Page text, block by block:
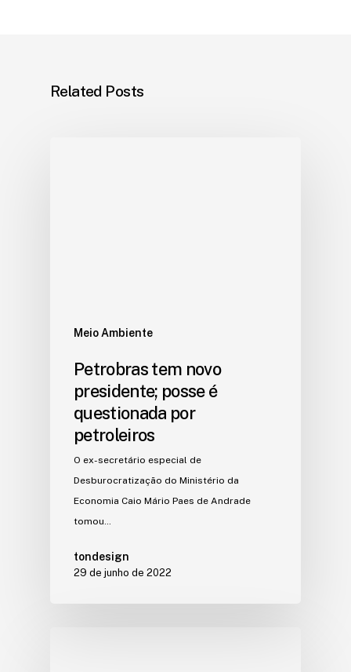
Related Posts
Meio Ambiente
Petrobras tem novo
presidente; posse é
questionada por
petroleiros
O ex-secretário especial de
Desburocratização do Ministério da
Economia Caio Mário Paes de Andrade
tomou…
tondesign
29 de junho de 2022